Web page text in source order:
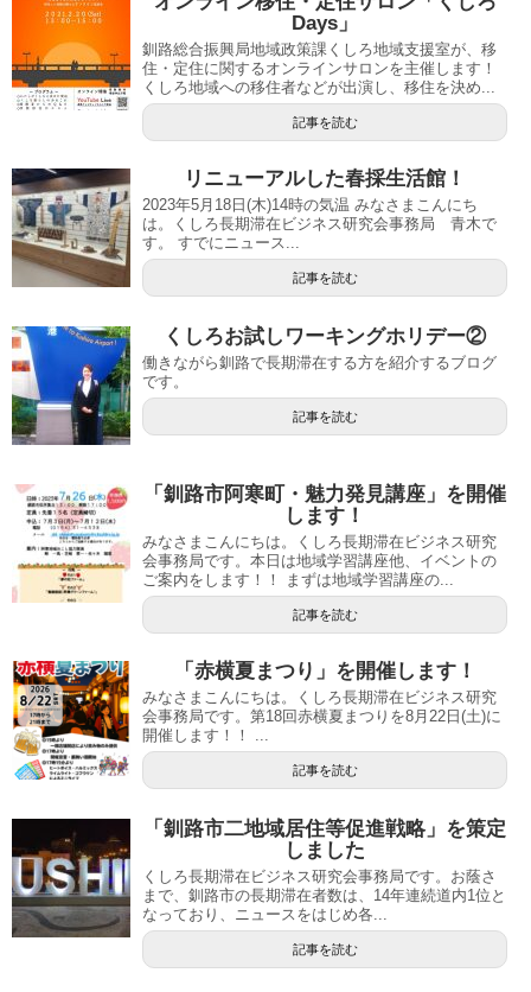
Days」
釧路総合振興局地域政策課くしろ地域支援室が、移
住・定住に関するオンラインサロンを主催します！
くしろ地域への移住者などが出演し、移住を決め...
記事を読む
リニューアルした春採生活館！
2023年5月18日(木)14時の気温 みなさまこんにち
は。くしろ長期滞在ビジネス研究会事務局 青木で
す。 すでにニュース...
記事を読む
くしろお試しワーキングホリデー②
働きながら釧路で長期滞在する方を紹介するブログ
です。
記事を読む
「釧路市阿寒町・魅力発見講座」を開催
します！
みなさまこんにちは。くしろ長期滞在ビジネス研究
会事務局です。本日は地域学習講座他、イベントの
ご案内をします！！ まずは地域学習講座の...
記事を読む
「赤横夏まつり」を開催します！
みなさまこんにちは。くしろ長期滞在ビジネス研究
会事務局です。第18回赤横夏まつりを8月22日(土)に
開催します！！ ...
記事を読む
「釧路市二地域居住等促進戦略」を策定
しました
くしろ長期滞在ビジネス研究会事務局です。お蔭さ
まで、釧路市の長期滞在者数は、14年連続道内1位と
なっており、ニュースをはじめ各...
記事を読む